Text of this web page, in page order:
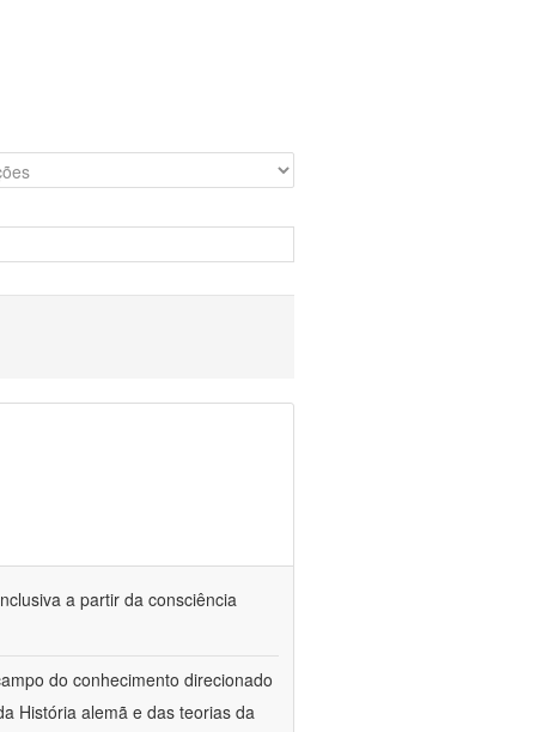
a partir da consciência
do conhecimento direcionado
História alemã e das teorias da